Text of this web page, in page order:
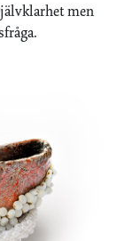
men